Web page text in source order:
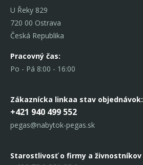
U Řeky 829
720 00 Ostrava
Česká Republika
Pracovný čas:
Po - Pá 8:00 - 16:00
Zákaznícka linkaa stav objednávok:
+421 940 499 552
pegas@nabytok-pegas.sk
Starostlivosť o firmy a živnostníkov